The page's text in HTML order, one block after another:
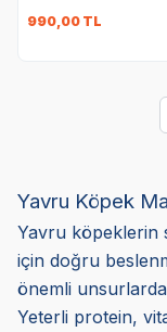
990,00 TL
Yavru Köpek
Yavru köpeklerin
için doğru
önemli
Yeterli protein,